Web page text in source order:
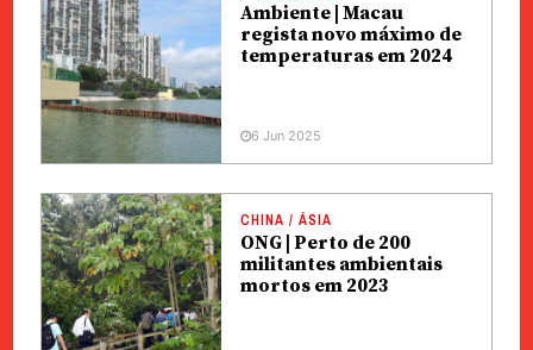
Ambiente | Macau
regista novo máximo de
temperaturas em 2024
6 Jun 2025
CHINA / ÁSIA
ONG | Perto de 200
militantes ambientais
mortos em 2023